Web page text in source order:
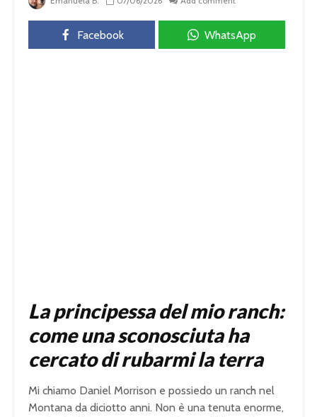
Facebook WhatsApp
La principessa del mio ranch:
come una sconosciuta ha
cercato di rubarmi la terra
Mi chiamo Daniel Morrison e possiedo un ranch nel
Montana da diciotto anni. Non è una tenuta enorme,